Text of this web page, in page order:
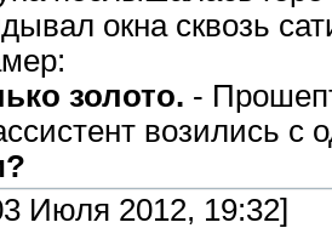
окна сквозь
золото. -
возились с
Июля 2012, 19:32]